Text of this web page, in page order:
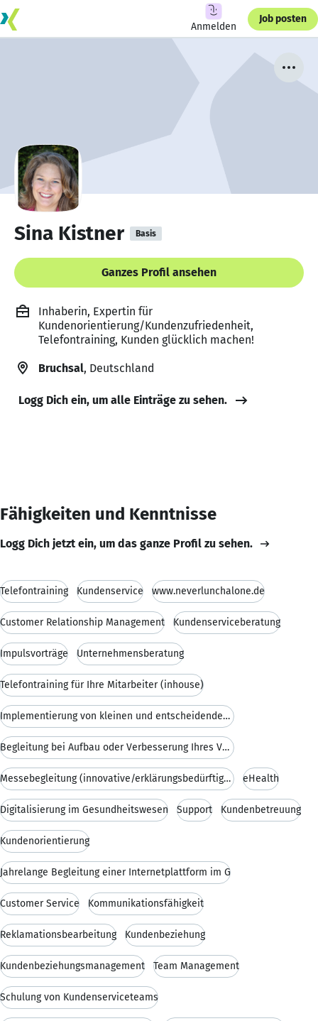
Anmelden
Job posten
Sina Kistner Basis
Ganzes Profil ansehen
Inhaberin, Expertin für
Kundenorientierung/Kundenzufriedenheit,
Telefontraining, Kunden glücklich machen!
Bruchsal, Deutschland
Logg Dich ein, um alle Einträge zu sehen.
Fähigkeiten und Kenntnisse
Logg Dich jetzt ein, um das ganze Profil zu sehen.
Telefontraining Kundenservice www.neverlunchalone.de
Customer Relationship Management Kundenserviceberatung
Impulsvorträge Unternehmensberatung
Telefontraining für Ihre Mitarbeiter (inhouse)
Implementierung von kleinen und entscheidenden und
Begleitung bei Aufbau oder Verbesserung Ihres Vert
Messebegleitung (innovative/erklärungsbedürftige/ü eHealth
Digitalisierung im Gesundheitswesen Support Kundenbetreuung
Kundenorientierung
Jahrelange Begleitung einer Internetplattform im G
Customer Service Kommunikationsfähigkeit
Reklamationsbearbeitung Kundenbeziehung
Kundenbeziehungsmanagement Team Management
Schulung von Kundenserviceteams